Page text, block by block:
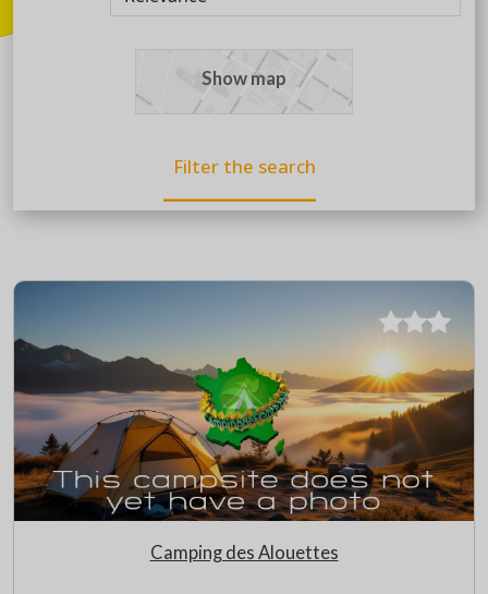
Show map
Filter the search
Camping des Alouettes